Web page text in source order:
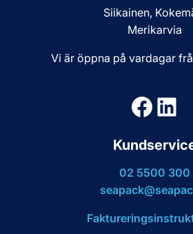
Siikainen,
Merikarvia
Vi är öppna på vardagar
02 5500 300